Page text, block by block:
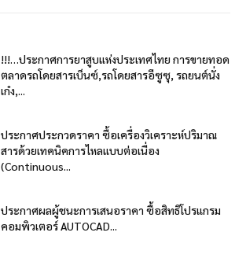
!!!…ประกาศการยาสูบแห่งประเทศไทย การขายทอด
ตลาดรถโดยสารเบ็นซ์,รถโดยสารอีซูซุ, รถยนต์นั่ง
เก๋ง,...
ประกาศประกวดราคา ซื้อเครื่องวิเคราะห์ปริมาณ
สารด้วยเทคนิคการไหลแบบต่อเนื่อง
(Continuous...
ประกาศผลผู้ชนะการเสนอราคา ซื้อสิทธิโปรแกรม
คอมพิวเตอร์ AUTOCAD...